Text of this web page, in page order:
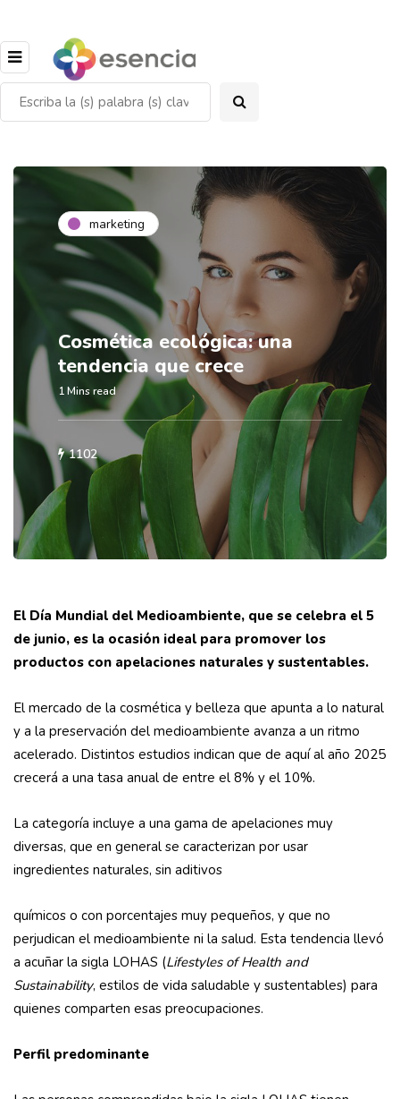
marketing
Cosmética ecológica: una
tendencia que crece
1 Mins read
1102
El Día Mundial del Medioambiente, que se celebra el 5
de junio, es la ocasión ideal para promover los
productos con apelaciones naturales y sustentables.
El mercado de la cosmética y belleza que apunta a lo natural
y a la preservación del medioambiente avanza a un ritmo
acelerado. Distintos estudios indican que de aquí al año 2025
crecerá a una tasa anual de entre el 8% y el 10%.
La categoría incluye a una gama de apelaciones muy
diversas, que en general se caracterizan por usar
ingredientes naturales, sin aditivos
químicos o con porcentajes muy pequeños, y que no
perjudican el medioambiente ni la salud. Esta tendencia llevó
a acuñar la sigla LOHAS (Lifestyles of Health and
Sustainability, estilos de vida saludable y sustentables) para
quienes comparten esas preocupaciones.
Perfil predominante